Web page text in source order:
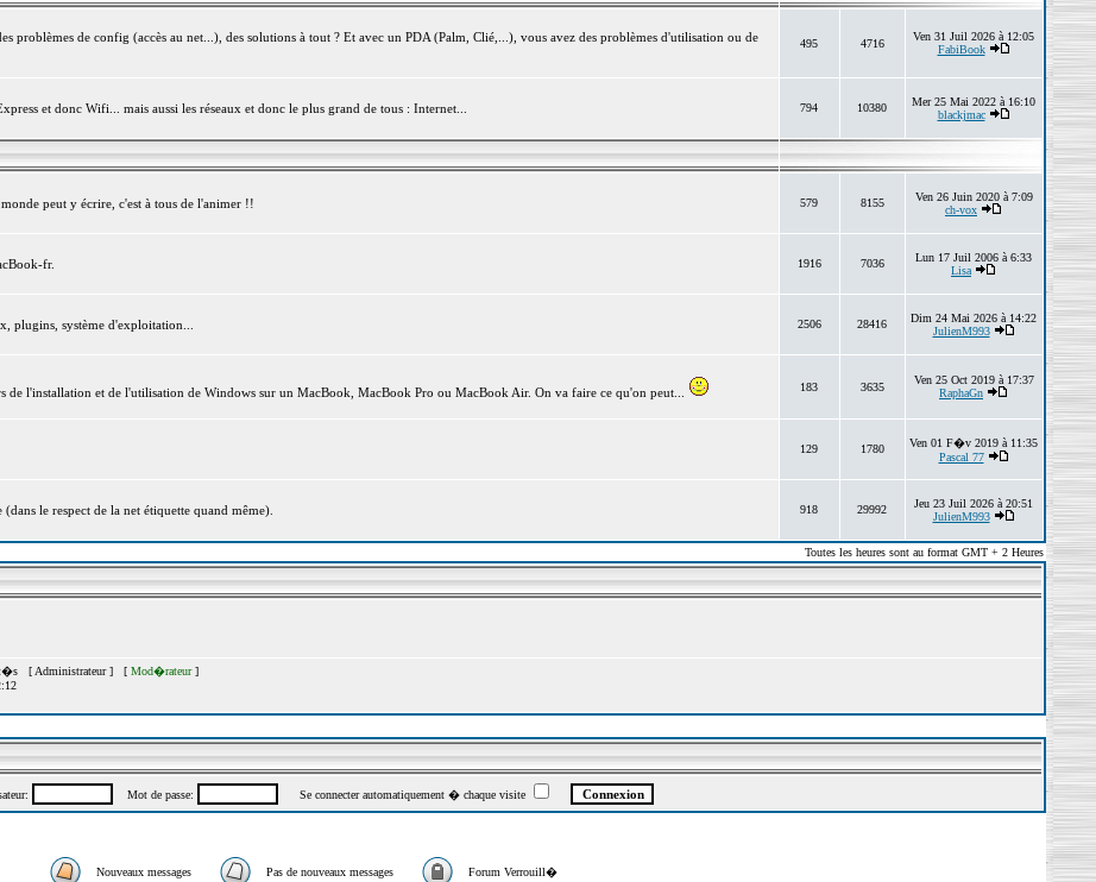
problèmes de config (accès au net...), des solutions à tout ? Et avec un PDA (Palm, Clié,...), vous avez des problèmes d'utilisation ou de
495 4716
Ven 31 Juil 2026 à 12:05
FabiBook
et donc Wifi... mais aussi les réseaux et donc le plus grand de tous : Internet... 794 10380
Mer 25 Mai 2022 à 16:10
blackjmac
peut y écrire, c'est à tous de l'animer !! 579 8155
Ven 26 Juin 2020 à 7:09
ch-vox
fr. 1916 7036
Lun 17 Juil 2006 à 6:33
Lisa
plugins, système d'exploitation... 2506 28416
Dim 24 Mai 2026 à 14:22
JulienM993
de l'installation et de l'utilisation de Windows sur un MacBook, MacBook Pro ou MacBook Air. On va faire ce qu'on peut... 183 3635
Ven 25 Oct 2019 à 17:37
RaphaGn
129 1780
Ven 01 F�v 2019 à 11:35
Pascal 77
le respect de la net étiquette quand même). 918 29992
Jeu 23 Juil 2026 à 20:51
JulienM993
Toutes les heures sont au format GMT + 2 Heures
[ Administrateur] [ Mod�rateur]
Mot de passe: Se connecter automatiquement � chaque visite
Nouveaux messages Pas de nouveaux messages Forum Verrouill�